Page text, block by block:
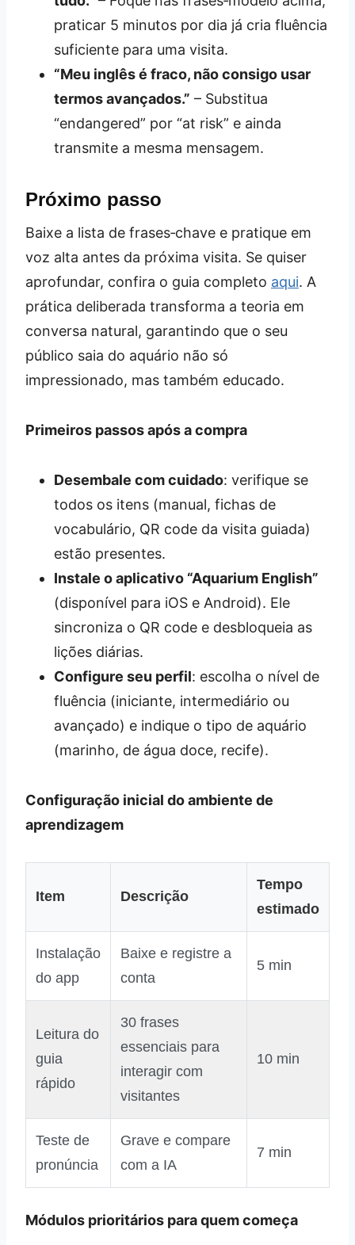
praticar 5 minutos por dia já cria fluência
suficiente para uma visita.
“Meu inglês é fraco, não consigo usar
termos avançados.” – Substitua
“endangered” por “at risk” e ainda
transmite a mesma mensagem.
Próximo passo
Baixe a lista de frases‑chave e pratique em
voz alta antes da próxima visita. Se quiser
aprofundar, confira o guia completo aqui. A
prática deliberada transforma a teoria em
conversa natural, garantindo que o seu
público saia do aquário não só
impressionado, mas também educado.
Primeiros passos após a compra
Desembale com cuidado: verifique se
todos os itens (manual, fichas de
vocabulário, QR code da visita guiada)
estão presentes.
Instale o aplicativo “Aquarium English”
(disponível para iOS e Android). Ele
sincroniza o QR code e desbloqueia as
lições diárias.
Configure seu perfil: escolha o nível de
fluência (iniciante, intermediário ou
avançado) e indique o tipo de aquário
(marinho, de água doce, recife).
Configuração inicial do ambiente de
aprendizagem
Item Descrição
Tempo
estimado
Instalação
do app
Baixe e registre a
conta
5 min
Leitura do
guia
rápido
30 frases
essenciais para
interagir com
visitantes
10 min
Teste de
pronúncia
Grave e compare
com a IA
7 min
Módulos prioritários para quem começa